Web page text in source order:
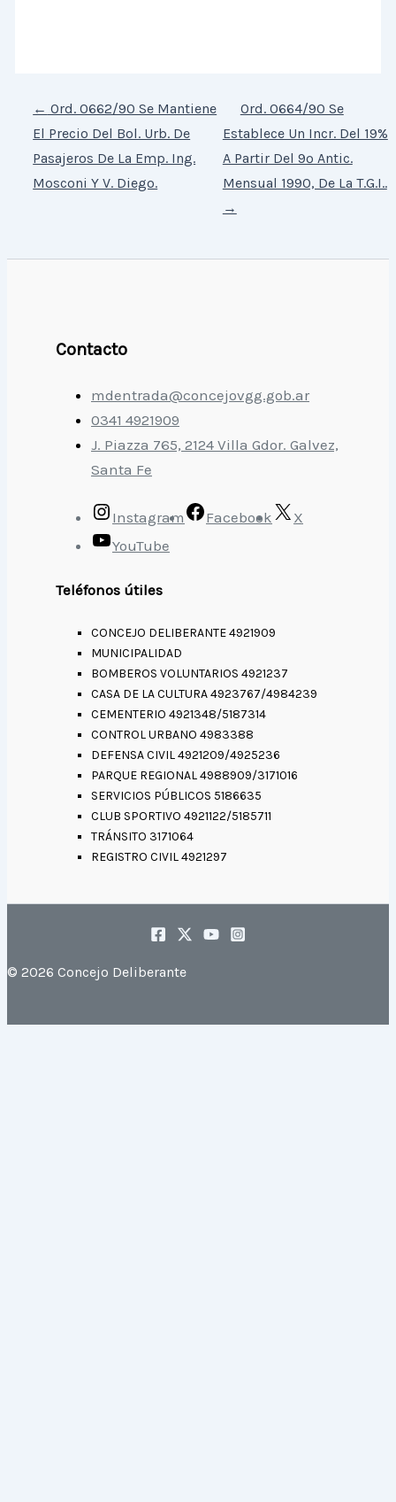
← Ord. 0662/90 Se Mantiene
El Precio Del Bol. Urb. De
Pasajeros De La Emp. Ing.
Mosconi Y V. Diego.
Ord. 0664/90 Se
Establece Un Incr. Del 19%
A Partir Del 9º Antic.
Mensual 1990, De La T.G.I..
→
Contacto
mdentrada@concejovgg.gob.ar
0341 4921909
J. Piazza 765, 2124 Villa Gdor. Galvez,
Santa Fe
Instagram Facebook
X
YouTube
Teléfonos útiles
CONCEJO DELIBERANTE 4921909
MUNICIPALIDAD
BOMBEROS VOLUNTARIOS 4921237
CASA DE LA CULTURA 4923767/4984239
CEMENTERIO 4921348/5187314
CONTROL URBANO 4983388
DEFENSA CIVIL 4921209/4925236
PARQUE REGIONAL 4988909/3171016
SERVICIOS PÚBLICOS 5186635
CLUB SPORTIVO 4921122/5185711
TRÁNSITO 3171064
REGISTRO CIVIL 4921297
© 2026 Concejo Deliberante